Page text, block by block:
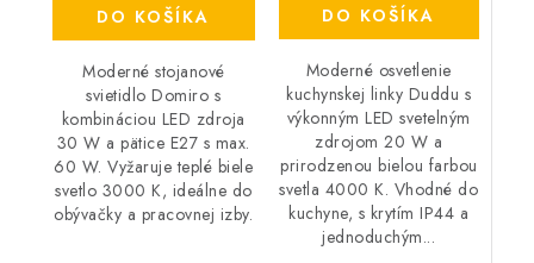
DO KOŠÍKA
Moderné stojanové
svietidlo Domiro s
kombináciou LED zdroja
30 W a pätice E27 s max.
60 W. Vyžaruje teplé biele
svetlo 3000 K, ideálne do
obývačky a pracovnej izby.
DO KOŠÍKA
Moderné osvetlenie
kuchynskej linky Duddu s
výkonným LED svetelným
zdrojom 20 W a
prirodzenou bielou farbou
svetla 4000 K. Vhodné do
kuchyne, s krytím IP44 a
jednoduchým...